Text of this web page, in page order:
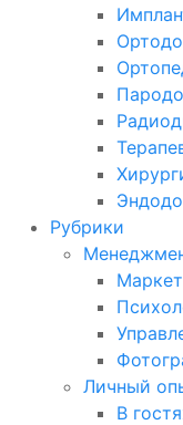
Рубрики
Личный
В